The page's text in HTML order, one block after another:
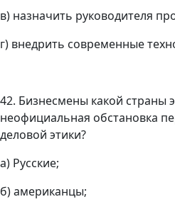
в) назначить руководителя
г) внедрить современные
42. Бизнесмены какой
неофициальная обстановка
деловой этики?
а) Русские;
б) американцы;